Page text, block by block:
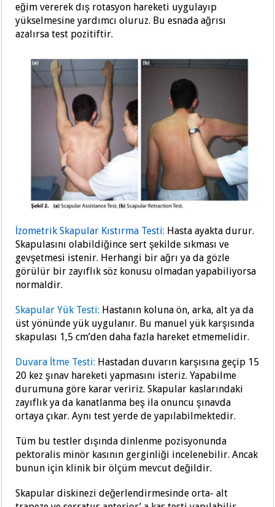
eğim vererek dış rotasyon hareketi uygulayıp
yükselmesine yardımcı oluruz. Bu esnada ağrısı
azalırsa test pozitiftir.
İzometrik Skapular Kıstırma Testi: Hasta ayakta durur.
Skapulasını olabildiğince sert şekilde sıkması ve
gevşetmesi istenir. Herhangi bir ağrı ya da gözle
görülür bir zayıflık söz konusu olmadan yapabiliyorsa
normaldir.
Skapular Yük Testi: Hastanın koluna ön, arka, alt ya da
üst yönünde yük uygulanır. Bu manuel yük karşısında
skapulası 1,5 cm’den daha fazla hareket etmemelidir.
Duvara İtme Testi: Hastadan duvarın karşısına geçip 15
20 kez şınav hareketi yapmasını isteriz. Yapabilme
durumuna göre karar veririz. Skapular kaslarındaki
zayıflık ya da kanatlanma beş ila onuncu şınavda
ortaya çıkar.Aynı test yerde de yapılabilmektedir.
Tüm bu testler dışında dinlenme pozisyonunda
pektoralis minör kasının gerginliği incelenebilir. Ancak
bunun için klinik bir ölçüm mevcut değildir.
Skapular diskinezi değerlendirmesinde orta- alt